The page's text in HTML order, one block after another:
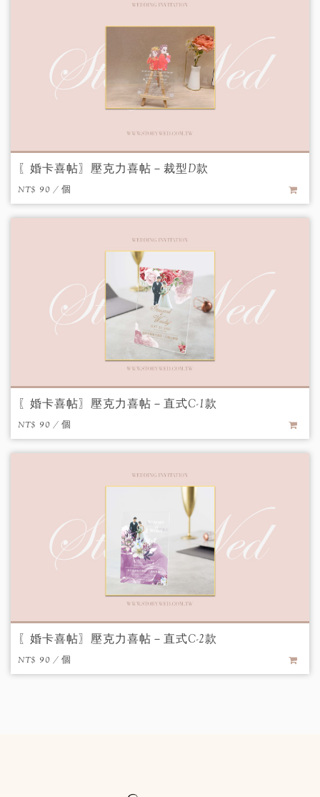
〖婚卡喜帖〗壓克力喜帖－裁型D款
NT$ 90 / 個
〖婚卡喜帖〗壓克力喜帖－直式C-1款
NT$ 90 / 個
〖婚卡喜帖〗壓克力喜帖－直式C-2款
NT$ 90 / 個